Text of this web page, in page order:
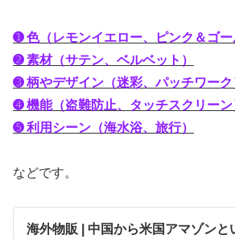
➊ 色（レモンイエロー、ピンク＆ゴー
➋ 素材（サテン、ベルベット）
➌ 柄やデザイン（迷彩、パッチワーク
➍ 機能（盗難防止、タッチスクリーン
➎ 利用シーン（海水浴、旅行）
などです。
海外物販 | 中国から米国アマゾンと